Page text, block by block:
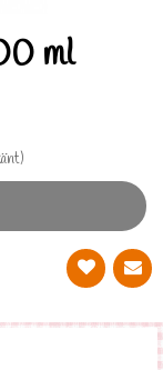
ml